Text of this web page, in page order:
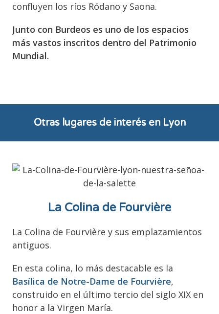
confluyen los ríos Ródano y Saona.
Junto con Burdeos es uno de los espacios
más vastos inscritos dentro del Patrimonio
Mundial.
Otras lugares de interés en Lyon
La Colina de Fourvière
La Colina de Fourvière y sus emplazamientos
antiguos.
En esta colina, lo más destacable es la
Basílica de Notre-Dame de Fourvière,
construido en el último tercio del siglo XIX en
honor a la Virgen María.